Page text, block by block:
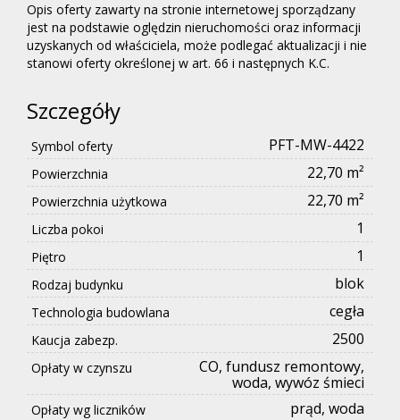
Opis oferty zawarty na stronie internetowej sporządzany
jest na podstawie oględzin nieruchomości oraz informacji
uzyskanych od właściciela, może podlegać aktualizacji i nie
stanowi oferty określonej w art. 66 i następnych K.C.
Szczegóły
Symbol oferty PFT-MW-4422
Powierzchnia 22,70 m²
Powierzchnia użytkowa 22,70 m²
Liczba pokoi 1
Piętro 1
Rodzaj budynku blok
Technologia budowlana cegła
Kaucja zabezp. 2500
Opłaty w czynszu
CO, fundusz remontowy,
woda, wywóz śmieci
Opłaty wg liczników prąd, woda